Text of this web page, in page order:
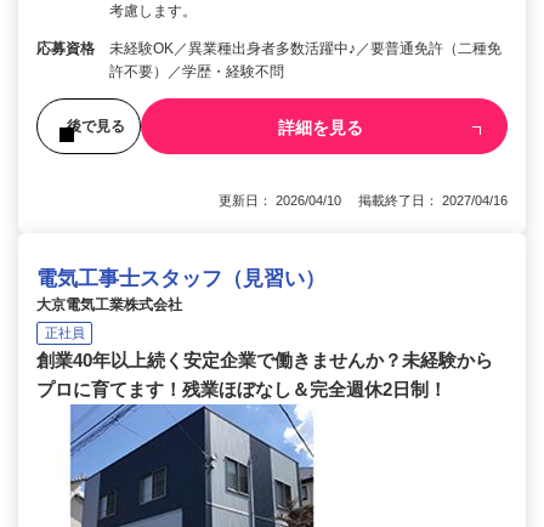
考慮します。
応募資格
未経験OK／異業種出身者多数活躍中♪／要普通免許（二種免
許不要）／学歴・経験不問
後で見る 詳細を見る
更新日： 2026/04/10 掲載終了日： 2027/04/16
電気工事士スタッフ（見習い）
大京電気工業株式会社
正社員
創業40年以上続く安定企業で働きませんか？未経験から
プロに育てます！残業ほぼなし＆完全週休2日制！